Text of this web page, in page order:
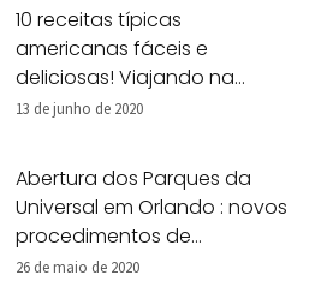
10 receitas típicas
americanas fáceis e
deliciosas! Viajando na
nossa cozinha!
13 de junho de 2020
Abertura dos Parques da
Universal em Orlando : novos
procedimentos de
segurança
26 de maio de 2020